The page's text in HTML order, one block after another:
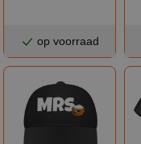
op voorraad